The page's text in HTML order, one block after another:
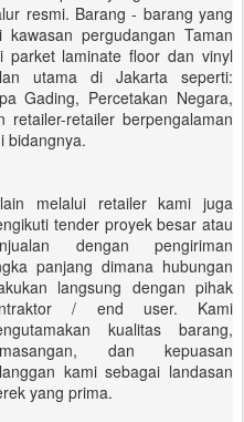
resmi. Barang - barang yang
pergudangan Taman
parket laminate floor dan vinyl
utama di Jakarta seperti:
Gading, Percetakan Negara,
retailer berpengalaman
bidangnya.
melalui retailer kami juga
tender proyek besar atau
dengan pengiriman
panjang dimana hubungan
langsung dengan pihak
/ end user. Kami
kualitas barang,
dan kepuasan
kami sebagai landasan
yang prima.